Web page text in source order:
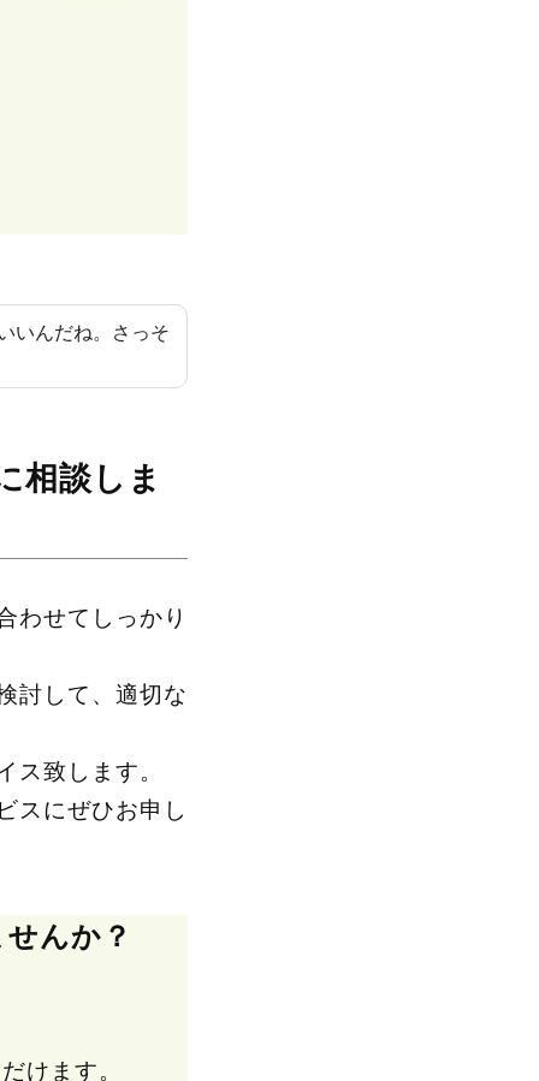
いんだね。さっそ
相談しま
わせてしっかり
討して、適切な
致します。
スにぜひお申し
んか？
けます。